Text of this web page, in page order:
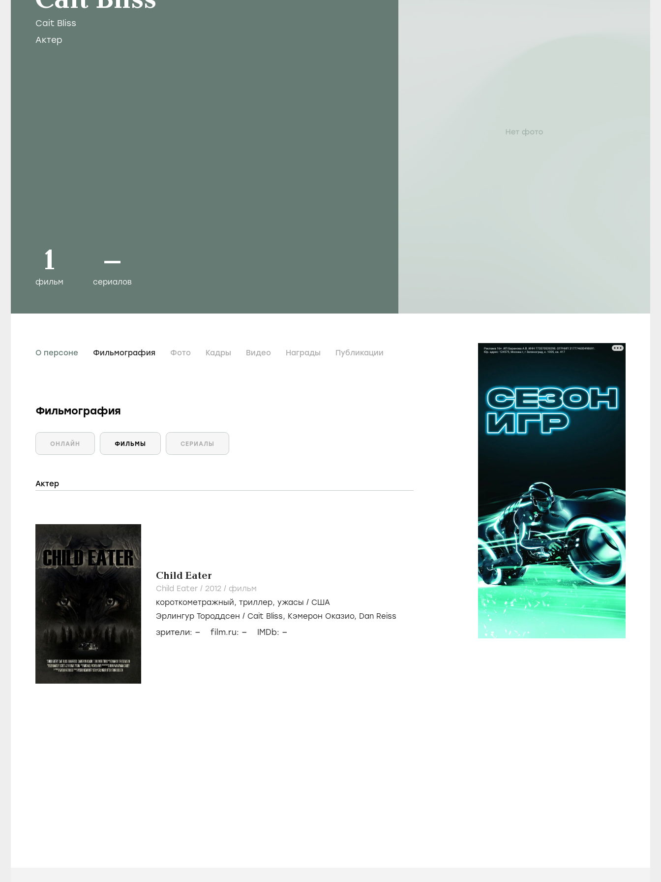
Cait Bliss
Актер
1
фильм
–
сериалов
О персоне Фильмография Фото Кадры Видео Награды Публикации
Фильмография
ОНЛАЙН ФИЛЬМЫ СЕРИАЛЫ
Актер
Child Eater
Child Eater / 2012 / фильм
короткометражный, триллер, ужасы / США
Эрлингур Тороддсен / Cait Bliss, Кэмерон Оказио, Dan Reiss
зрители: – film.ru: – IMDb: –